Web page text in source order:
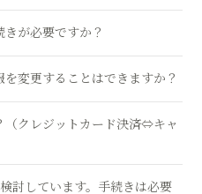
が必要ですか？
変更することはできますか？
（クレジットカード決済⇔キャ
討しています。手続きは必要